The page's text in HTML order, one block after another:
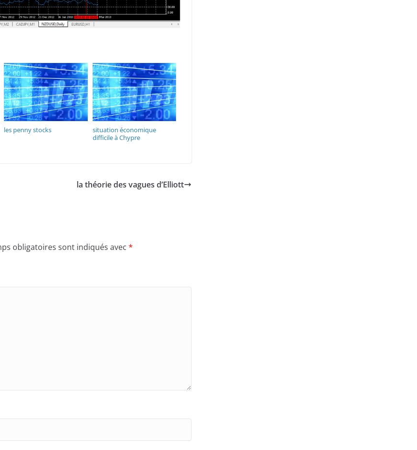
les penny stocks
situation économique
difficile à Chypre
la théorie des vagues d’Elliott
obligatoires sont indiqués avec *